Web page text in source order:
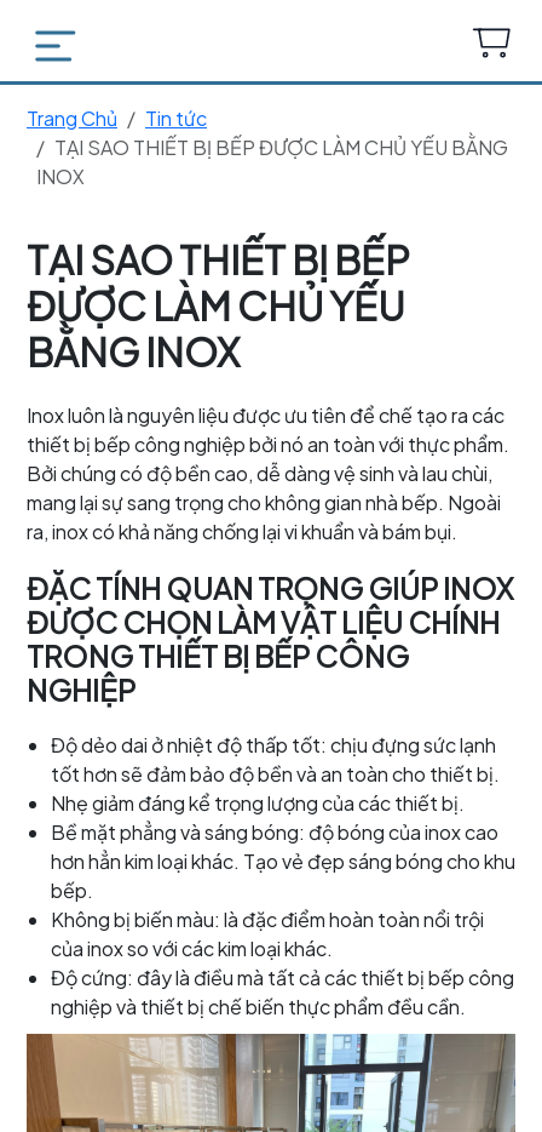
Trang Chủ
Tin tức
TẠI SAO THIẾT BỊ BẾP ĐƯỢC LÀM CHỦ YẾU BẰNG
INOX
TẠI SAO THIẾT BỊ BẾP
ĐƯỢC LÀM CHỦ YẾU
BẰNG INOX
Inox luôn là nguyên liệu được ưu tiên để chế tạo ra các
thiết bị bếp công nghiệp bởi nó an toàn với thực phẩm.
Bởi chúng có độ bền cao, dễ dàng vệ sinh và lau chùi,
mang lại sự sang trọng cho không gian nhà bếp. Ngoài
ra, inox có khả năng chống lại vi khuẩn và bám bụi.
ĐẶC TÍNH QUAN TRỌNG GIÚP INOX
ĐƯỢC CHỌN LÀM VẬT LIỆU CHÍNH
TRONG THIẾT BỊ BẾP CÔNG
NGHIỆP
Độ dẻo dai ở nhiệt độ thấp tốt: chịu đựng sức lạnh
tốt hơn sẽ đảm bảo độ bền và an toàn cho thiết bị.
Nhẹ giảm đáng kể trọng lượng của các thiết bị.
Bề mặt phẳng và sáng bóng: độ bóng của inox cao
hơn hẳn kim loại khác. Tạo vẻ đẹp sáng bóng cho khu
bếp.
Không bị biến màu: là đặc điểm hoàn toàn nổi trội
của inox so với các kim loại khác.
Độ cứng: đây là điều mà tất cả các thiết bị bếp công
nghiệp và thiết bị chế biến thực phẩm đều cần.